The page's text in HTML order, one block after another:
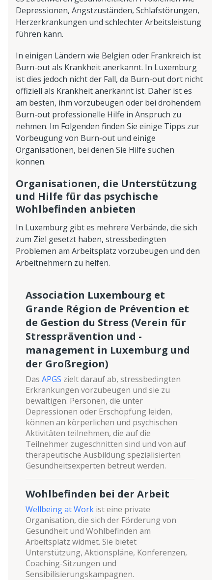
Depressionen, Angstzuständen, Schlafstörungen,
Herzerkrankungen und schlechter Arbeitsleistung
führen kann.
In einigen Ländern wie Belgien oder Frankreich ist
Burn-out als Krankheit anerkannt. In Luxemburg
ist dies jedoch nicht der Fall, da Burn-out dort nicht
offiziell als Krankheit anerkannt ist. Daher ist es
am besten, ihm vorzubeugen oder bei drohendem
Burn-out professionelle Hilfe in Anspruch zu
nehmen. Im Folgenden finden Sie einige Tipps zur
Vorbeugung von Burn-out und einige
Organisationen, bei denen Sie Hilfe suchen
können.
Organisationen, die Unterstützung
und Hilfe für das psychische
Wohlbefinden anbieten
In Luxemburg gibt es mehrere Verbände, die sich
zum Ziel gesetzt haben, stressbedingten
Problemen am Arbeitsplatz vorzubeugen und den
Arbeitnehmern zu helfen.
Association Luxembourg et
Grande Région de Prévention et
de Gestion du Stress (Verein für
Stressprävention und -
management in Luxemburg und
der Großregion)
Das APGS zielt darauf ab, stressbedingten
Erkrankungen vorzubeugen und sie zu
bewältigen. Personen, die unter
Depressionen oder Erschöpfung leiden,
können an körperlichen und psychischen
Aktivitäten teilnehmen, die auf die
Teilnehmer zugeschnitten sind und von auf
therapeutische Ausbildung spezialisierten
Gesundheitsexperten betreut werden.
Wohlbefinden bei der Arbeit
Wellbeing at Work ist eine private
Organisation, die sich der Förderung von
Gesundheit und Wohlbefinden am
Arbeitsplatz widmet. Sie bietet
Unterstützung, Aktionspläne, Konferenzen,
Coaching-Sitzungen und
Sensibilisierungskampagnen.